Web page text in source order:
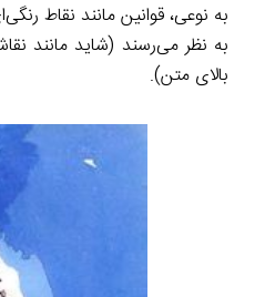
به نوعی، قوانین مانند نقاط
به نظر می‌رسند (شاید مانند
بالای متن).